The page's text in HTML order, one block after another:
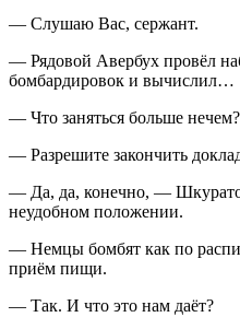
— Слушаю Вас, сержант.
— Рядовой Авербух провёл
бомбардировок и вычислил…
— Что заняться больше нечем?
— Разрешите закончить
— Да, да, конечно, —
неудобном положении.
— Немцы бомбят как по
приём пищи.
— Так. И что это нам даёт?